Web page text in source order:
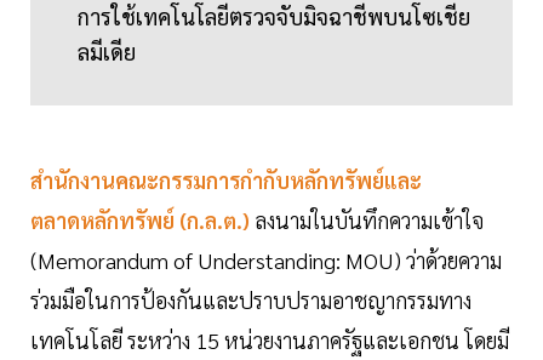
การใช้เทคโนโลยีตรวจจับมิจฉาชีพบนโซเชีย
ลมีเดีย
สำนักงานคณะกรรมการกำกับหลักทรัพย์และ
ตลาดหลักทรัพย์ (ก.ล.ต.) ลงนามในบันทึกความเข้าใจ
(Memorandum of Understanding: MOU) ว่าด้วยความ
ร่วมมือในการป้องกันและปราบปรามอาชญากรรมทาง
เทคโนโลยี ระหว่าง 15 หน่วยงานภาครัฐและเอกชน โดยมี